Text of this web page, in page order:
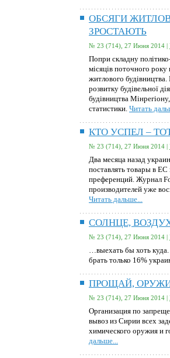
ОБСЯГИ
ЗРОСТАЮТЬ
№ 23 (714), 27 Июня 2014 |
Попри складну
місяців поточного року
житлового
розвитку будівельної
будівництва
статистики. Читать
КТО УСПЕЛ –
№ 23 (714), 27 Июня 2014 |
Два месяца назад
поставлять товары в
преференций. Журнал
производителей уже
Читать дальше...
СОЛНЦЕ,
№ 23 (714), 27 Июня 2014 |
…выехать бы хоть
брать только 16%
ПРОЩАЙ,
№ 23 (714), 27 Июня 2014 |
Организация по
вывоз из Сирии всех
химического оружия и
дальше...